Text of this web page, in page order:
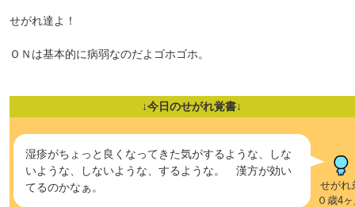
せがれ達よ！
ＯＮは基本的に病弱なのだよゴホゴホ。
↓今日のせがれ覚書↓
湿疹がちょっと良くなってきた気がするような、しな
いような、しないような、するような。 漢方が効い
てるのかなぁ。
せがれ
０歳4